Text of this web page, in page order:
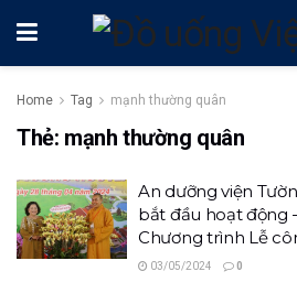
Home Tag mạnh thường quân
Thẻ: mạnh thường quân
An dưỡng viện
bắt đầu hoạt động
Chương trình Lễ
03/05/2024 0